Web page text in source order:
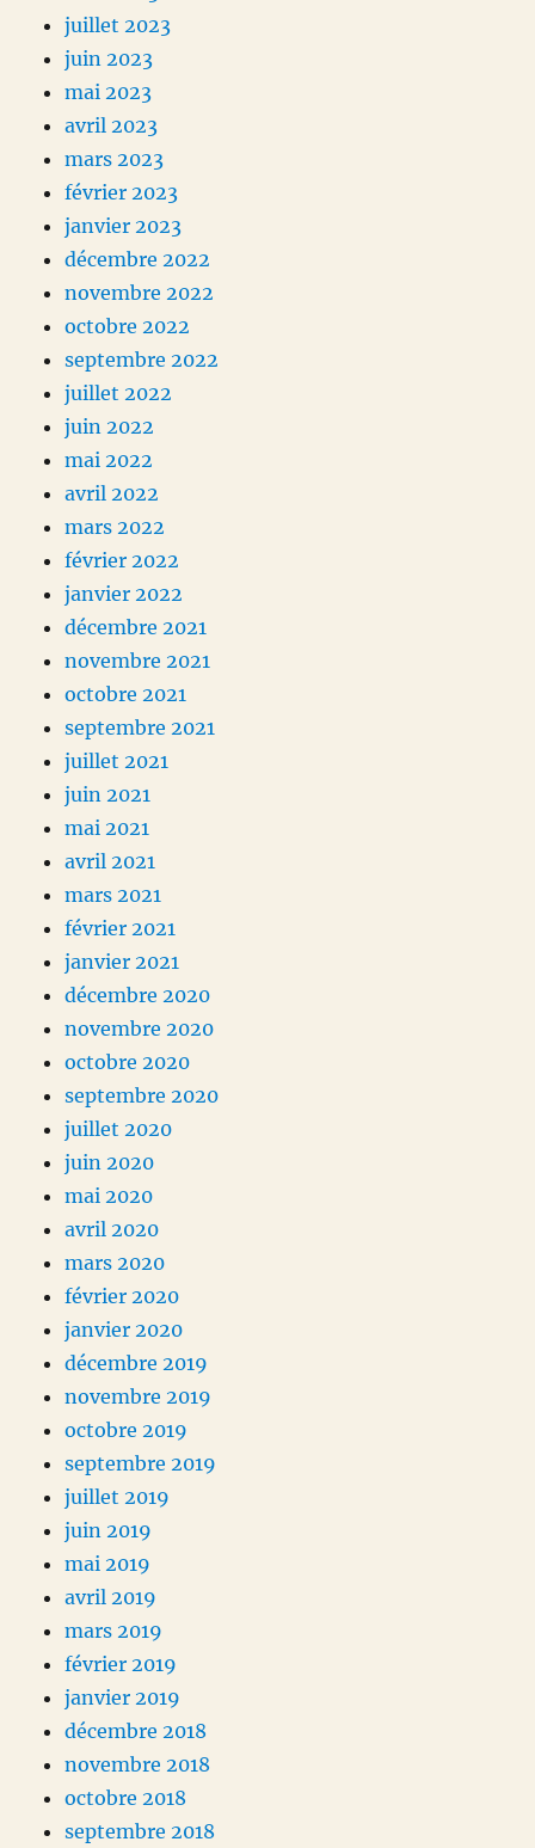
juillet 2023
juin 2023
mai 2023
avril 2023
mars 2023
février 2023
janvier 2023
décembre 2022
novembre 2022
octobre 2022
septembre 2022
juillet 2022
juin 2022
mai 2022
avril 2022
mars 2022
février 2022
janvier 2022
décembre 2021
novembre 2021
octobre 2021
septembre 2021
juillet 2021
juin 2021
mai 2021
avril 2021
mars 2021
février 2021
janvier 2021
décembre 2020
novembre 2020
octobre 2020
septembre 2020
juillet 2020
juin 2020
mai 2020
avril 2020
mars 2020
février 2020
janvier 2020
décembre 2019
novembre 2019
octobre 2019
septembre 2019
juillet 2019
juin 2019
mai 2019
avril 2019
mars 2019
février 2019
janvier 2019
décembre 2018
novembre 2018
octobre 2018
septembre 2018